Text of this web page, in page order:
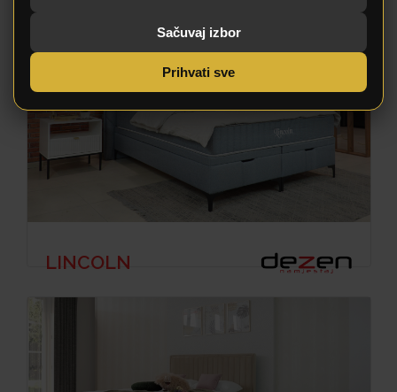
LINCOLN
Sačuvaj izbor
Prihvati sve